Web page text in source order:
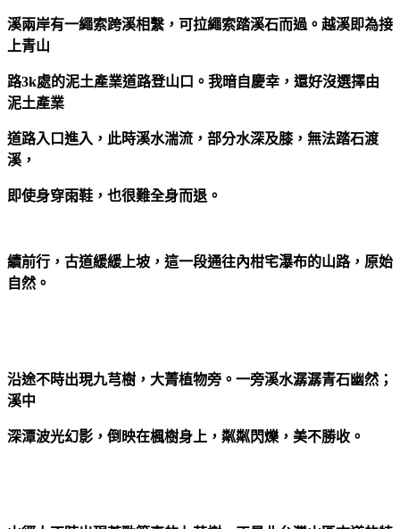
溪兩岸有一繩索跨溪相繫，可拉繩索踏溪石而過。越溪即為接
上青山
路3k處的泥土產業道路登山口。我暗自慶幸，還好沒選擇由
泥土產業
道路入口進入，此時溪水湍流，部分水深及膝，無法踏石渡
溪，
即使身穿雨鞋，也很難全身而退。
續前行，古道緩緩上坡，這一段通往內柑宅瀑布的山路，原始
自然。
沿途不時出現九芎樹，大菁植物旁。一旁溪水潺潺青石幽然；
溪中
深潭波光幻影，倒映在楓樹身上，粼粼閃爍，美不勝收。